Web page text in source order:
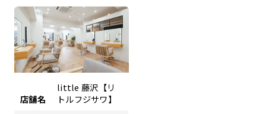
店舗名
little 藤沢【リ
トルフジサワ】